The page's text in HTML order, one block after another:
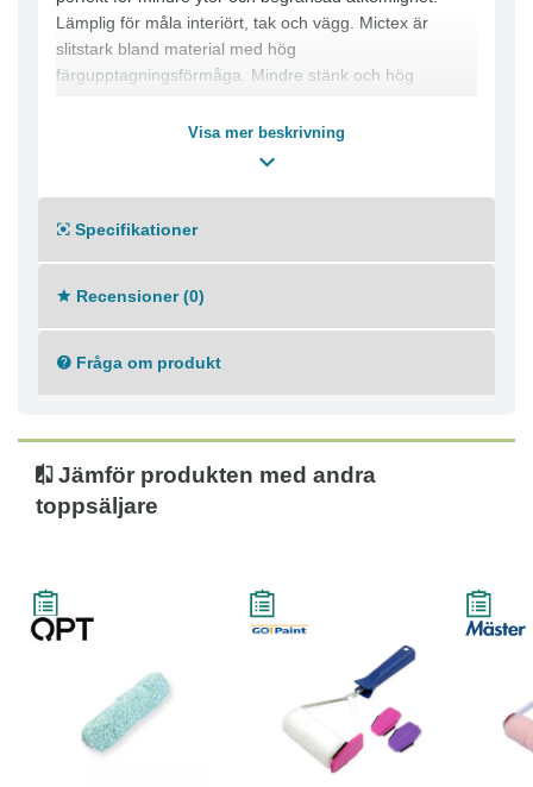
Lämplig för måla interiört, tak och vägg. Mictex är
slitstark bland material med hög
färgupptagningsförmåga. Mindre stänk och hög
Visa mer beskrivning
Specifikationer
Recensioner (0)
Fråga om produkt
Jämför produkten med andra
toppsäljare